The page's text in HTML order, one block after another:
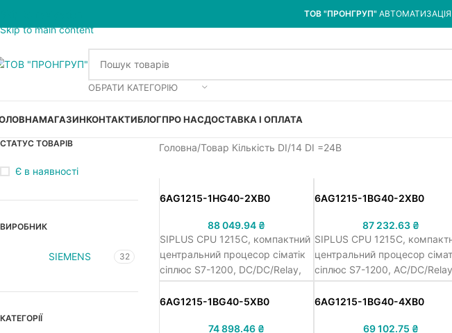
Skip to main content
ТОВ "ПРОНГРУП"
ОБРАТИ КАТЕГОРІЮ
МАГАЗИНКОНТАКТИБЛОГПРО НАСДОСТАВКА І ОПЛАТА
СТАТУС ТОВАРІВ
Є в наявності
ВИРОБНИК
SIEMENS 32
КАТЕГОРІЇ
Головна Товар Кількість DI 14 DI =24В
6AG1215-1HG40-2XB0
88 049.94 ₴
SIPLUS CPU 1215C, компактний
центральний процесор сіматік
сіплюс S7-1200, DC/DC/Relay,
=24В напруга живлення, 14 DI
=24В, 10 DQ relay/2.0А, 2
6AG1215-1BG40-2XB0
87 232.63 ₴
SIPLUS CPU 1215C,
центральний процесор
сіплюс S7-1200, AC/DC/
~115/230В напруга
14 DI =24В, 10 DQ relay/2.0А,
6AG1215-1BG40-5XB0
74 898.46 ₴
6AG1215-1BG40-4XB0
69 102.75 ₴